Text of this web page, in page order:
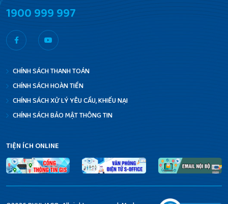
1900 999 997
CHÍNH SÁCHTHANH TOÁN
CHÍNH SÁCHHOÀN TIỀN
CHÍNH SÁCHXỬ LÝ YÊU CẦU, KHIẾU NẠI
CHÍNH SÁCHBẢO MẬT THÔNG TIN
TIỆN ÍCH ONLINE